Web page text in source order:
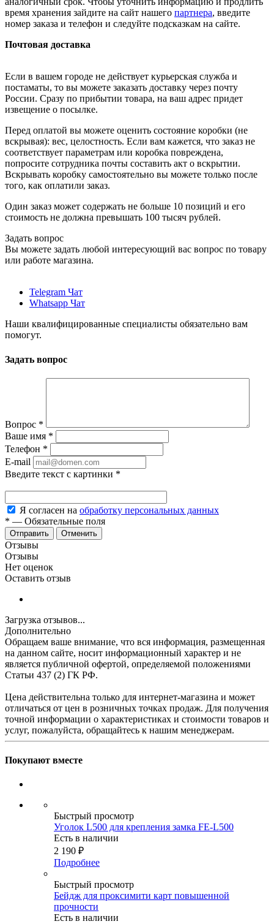
время хранения зайдите на сайт нашего партнера, введите
номер заказа и телефон и следуйте подсказкам на сайте.
Почтовая доставка
Если в вашем городе не действует курьерская служба и
постаматы, то вы можете заказать доставку через почту
России. Сразу по прибытии товара, на ваш адрес придет
извещение о посылке.
Перед оплатой вы можете оценить состояние коробки (не
вскрывая): вес, целостность. Если вам кажется, что заказ не
соответствует параметрам или коробка повреждена,
попросите сотрудника почты составить акт о вскрытии.
Вскрывать коробку самостоятельно вы можете только после
того, как оплатили заказ.
Один заказ может содержать не больше 10 позиций и его
стоимость не должна превышать 100 тысяч рублей.
Задать вопрос
Вы можете задать любой интересующий вас вопрос по товару
или работе магазина.
Telegram Чат
Whatsapp Чат
Наши квалифицированные специалисты обязательно вам
помогут.
Задать вопрос
Вопрос *
Ваше имя *
Телефон *
E-mail
Введите текст с картинки *
Я согласен на обработку персональных данных
* — Обязательные поля
Отменить
Отзывы
Отзывы
Нет оценок
Оставить отзыв
Загрузка отзывов...
Дополнительно
Обращаем ваше внимание, что вся информация, размещенная
на данном сайте, носит информационный характер и не
является публичной офертой, определяемой положениями
Статьи 437 (2) ГК РФ.
Цена действительна только для интернет-магазина и может
отличаться от цен в розничных точках продаж. Для получения
точной информации о характеристиках и стоимости товаров и
услуг, пожалуйста, обращайтесь к нашим менеджерам.
Покупают вместе
Быстрый просмотр
Уголок L500 для крепления замка FE-L500
Есть в наличии
2 190 ₽
Подробнее
Быстрый просмотр
Бейдж для проксимити карт повышенной
прочности
Есть в наличии